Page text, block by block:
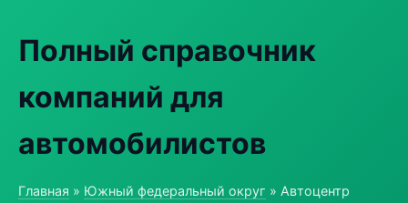
Полный справочник
компаний для
автомобилистов
Главная » Южный федеральный округ » Автоцентр